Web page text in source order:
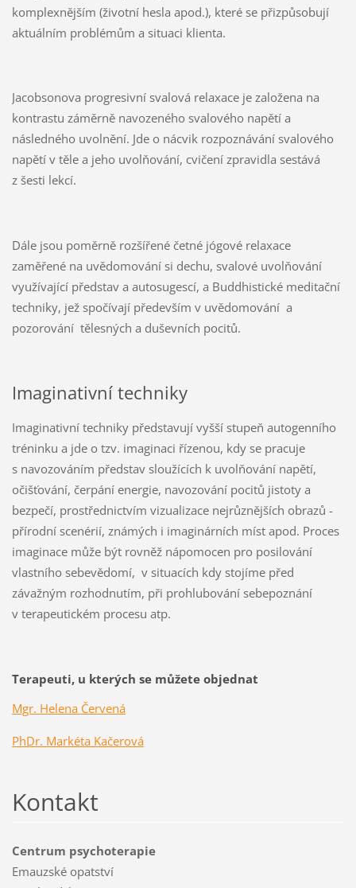
komplexnějším (životní hesla apod.), které se přizpůsobují
aktuálním problémům a situaci klienta.
Jacobsonova progresivní svalová relaxace je založena na
kontrastu záměrně navozeného svalového napětí a
následného uvolnění. Jde o nácvik rozpoznávání svalového
napětí v těle a jeho uvolňování, cvičení zpravidla sestává
z šesti lekcí.
Dále jsou poměrně rozšířené četné jógové relaxace
zaměřené na uvědomování si dechu, svalové uvolňování
využívající představ a autosugescí, a Buddhistické meditační
techniky, jež spočívají především v uvědomování a
pozorování tělesných a duševních pocitů.
Imaginativní techniky
Imaginativní techniky představují vyšší stupeň autogenního
tréninku a jde o tzv. imaginaci řízenou, kdy se pracuje
s navozováním představ sloužících k uvolňování napětí,
očišťování, čerpání energie, navozování pocitů jistoty a
bezpečí, prostřednictvím vizualizace nejrůznějších obrazů -
přírodní scenérií, známých i imaginárních míst apod. Proces
imaginace může být rovněž nápomocen pro posilování
vlastního sebevědomí, v situacích kdy stojíme před
závažným rozhodnutím, při prohlubování sebepoznání
v terapeutickém procesu atp.
Terapeuti, u kterých se můžete objednat
Mgr. Helena Červená
PhDr. Markéta Kačerová
Kontakt
Centrum psychoterapie
Emauzské opatství